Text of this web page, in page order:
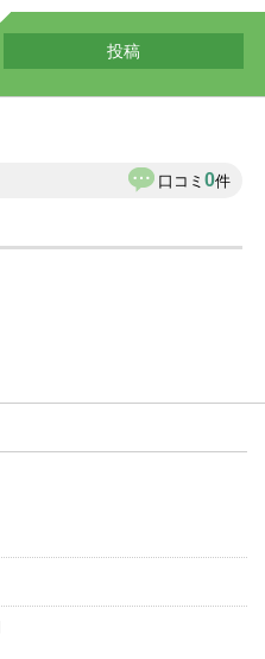
投稿
口コミ 0件